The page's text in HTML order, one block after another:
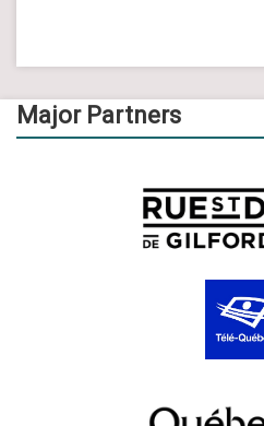
Major Partners